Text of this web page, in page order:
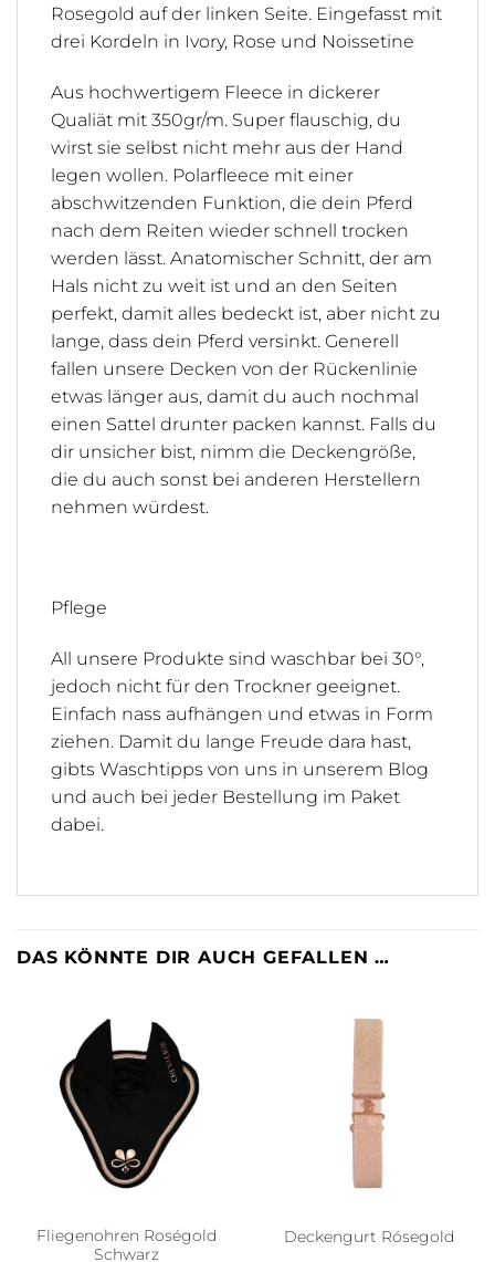
Rosegold auf der linken Seite. Eingefasst mit
drei Kordeln in Ivory, Rose und Noissetine
Aus hochwertigem Fleece in dickerer
Qualiät mit 350gr/m. Super flauschig, du
wirst sie selbst nicht mehr aus der Hand
legen wollen. Polarfleece mit einer
abschwitzenden Funktion, die dein Pferd
nach dem Reiten wieder schnell trocken
werden lässt. Anatomischer Schnitt, der am
Hals nicht zu weit ist und an den Seiten
perfekt, damit alles bedeckt ist, aber nicht zu
lange, dass dein Pferd versinkt. Generell
fallen unsere Decken von der Rückenlinie
etwas länger aus, damit du auch nochmal
einen Sattel drunter packen kannst. Falls du
dir unsicher bist, nimm die Deckengröße,
die du auch sonst bei anderen Herstellern
nehmen würdest.
Pflege
All unsere Produkte sind waschbar bei 30°,
jedoch nicht für den Trockner geeignet.
Einfach nass aufhängen und etwas in Form
ziehen. Damit du lange Freude dara hast,
gibts Waschtipps von uns in unserem Blog
und auch bei jeder Bestellung im Paket
dabei.
DAS KÖNNTE DIR AUCH GEFALLEN …
Fliegenohren Roségold
Schwarz
Deckengurt Rósegold